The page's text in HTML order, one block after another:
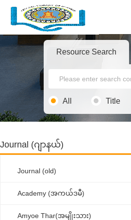
Resource Search
All Title
Journal (ဂျာနယ်)
Journal (old)
Academy (အကယ်ဒမီ)
Amyoe Thar(အမျိုးသား)